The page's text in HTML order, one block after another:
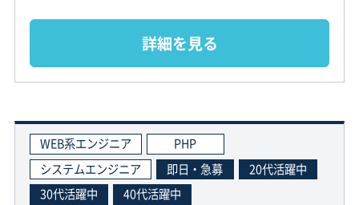
詳細を見る
WEB系エンジニア
PHP
システムエンジニア
即日・急募
20代活躍中
30代活躍中
40代活躍中